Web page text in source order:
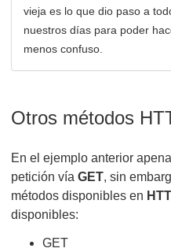
vieja es lo que dio paso a
nuestros días para poder
menos confuso.
Otros métodos
En el ejemplo anterior
petición vía GET, sin
métodos disponibles en
disponibles:
GET